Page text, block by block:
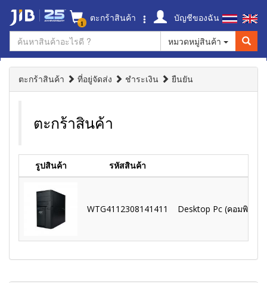
1 ตะกร้าสินค้า
บัญชีของฉัน
หมวดหมู่สินค้า
ตะกร้าสินค้า ที่อยู่จัดส่ง ชำระเงิน ยืนยัน
ตะกร้าสินค้า
รูปสินค้า รหัสสินค้า
WTG4112308141411 Desktop Pc (คอมพิวเต